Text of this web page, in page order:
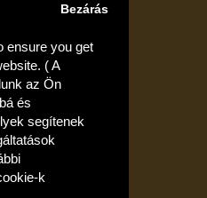
ensure you get
( A
az Ön
és
segítenek
k
Bezárás
ajánlatok